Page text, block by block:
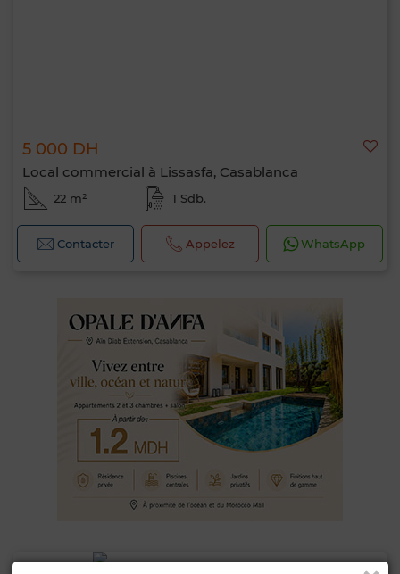
5 000 DH
Local commercial à Lissasfa, Casablanca
22 m² 1 Sdb.
Contacter Appelez WhatsApp